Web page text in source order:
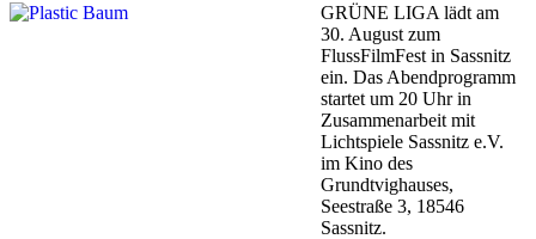
GRÜNE LIGA lädt am
30. August zum
FlussFilmFest in Sassnitz
ein. Das Abendprogramm
startet um 20 Uhr in
Zusammenarbeit mit
Lichtspiele Sassnitz e.V.
im Kino des
Grundtvighauses,
Seestraße 3, 18546
Sassnitz.